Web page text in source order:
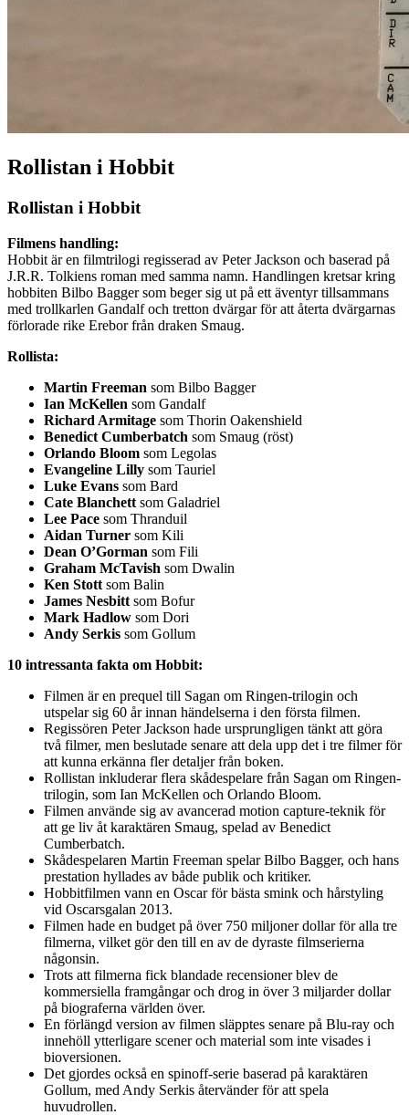
Rollistan i Hobbit
Rollistan i Hobbit
Filmens handling:
Hobbit är en filmtrilogi regisserad av Peter Jackson och baserad på
J.R.R. Tolkiens roman med samma namn. Handlingen kretsar kring
hobbiten Bilbo Bagger som beger sig ut på ett äventyr tillsammans
med trollkarlen Gandalf och tretton dvärgar för att återta dvärgarnas
förlorade rike Erebor från draken Smaug.
Rollista:
Martin Freeman som Bilbo Bagger
Ian McKellen som Gandalf
Richard Armitage som Thorin Oakenshield
Benedict Cumberbatch som Smaug (röst)
Orlando Bloom som Legolas
Evangeline Lilly som Tauriel
Luke Evans som Bard
Cate Blanchett som Galadriel
Lee Pace som Thranduil
Aidan Turner som Kili
Dean O’Gorman som Fili
Graham McTavish som Dwalin
Ken Stott som Balin
James Nesbitt som Bofur
Mark Hadlow som Dori
Andy Serkis som Gollum
10 intressanta fakta om Hobbit:
Filmen är en prequel till Sagan om Ringen-trilogin och
utspelar sig 60 år innan händelserna i den första filmen.
Regissören Peter Jackson hade ursprungligen tänkt att göra
två filmer, men beslutade senare att dela upp det i tre filmer för
att kunna erkänna fler detaljer från boken.
Rollistan inkluderar flera skådespelare från Sagan om Ringen-
trilogin, som Ian McKellen och Orlando Bloom.
Filmen använde sig av avancerad motion capture-teknik för
att ge liv åt karaktären Smaug, spelad av Benedict
Cumberbatch.
Skådespelaren Martin Freeman spelar Bilbo Bagger, och hans
prestation hyllades av både publik och kritiker.
Hobbitfilmen vann en Oscar för bästa smink och hårstyling
vid Oscarsgalan 2013.
Filmen hade en budget på över 750 miljoner dollar för alla tre
filmerna, vilket gör den till en av de dyraste filmserierna
någonsin.
Trots att filmerna fick blandade recensioner blev de
kommersiella framgångar och drog in över 3 miljarder dollar
på biograferna världen över.
En förlängd version av filmen släpptes senare på Blu-ray och
innehöll ytterligare scener och material som inte visades i
bioversionen.
Det gjordes också en spinoff-serie baserad på karaktären
Gollum, med Andy Serkis återvänder för att spela
huvudrollen.